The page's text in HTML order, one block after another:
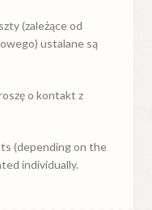
(zależące od
ustalane są
o kontakt z
(depending on the
individually.